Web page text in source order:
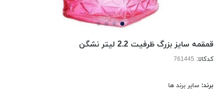
قمقمه سایز بزرگ ظرفیت 2.2 لیتر نشگن
کدکالا:
برند: سایر برند ها